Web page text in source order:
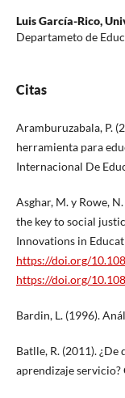
Luis García-Rico,
Departameto de
Citas
Aramburuzabala, P.
herramienta para
Internacional De
Asghar, M. y Rowe,
the key to social
Innovations in
https://doi.org/
https://doi.org/
Bardin, L. (1996).
Batlle, R. (2011).
aprendizaje